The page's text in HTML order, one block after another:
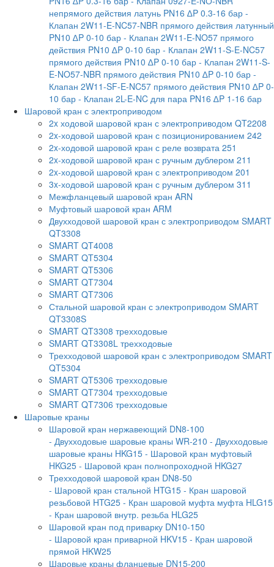
непрямого действия латунь PN16 ∆P 0.3-16 бар -
Клапан 2W11-E-NC57-NBR прямого действия латунный
PN10 ∆P 0-10 бар - Клапан 2W11-E-NO57 прямого
действия PN10 ∆P 0-10 бар - Клапан 2W11-S-E-NC57
прямого действия PN10 ∆P 0-10 бар - Клапан 2W11-S-
E-NO57-NBR прямого действия PN10 ∆P 0-10 бар -
Клапан 2W11-SF-E-NC57 прямого действия PN10 ∆P 0-
10 бар - Клапан 2L-E-NC для пара PN16 ∆P 1-16 бар
Шаровой кран с электроприводом
2x ходовой шаровой кран с электроприводом QT2208
2x-ходовой шаровой кран с позиционированием 242
2x-ходовой шаровой кран с реле возврата 251
2x-ходовой шаровой кран с ручным дублером 211
2x-ходовой шаровой кран с электроприводом 201
3x-ходовой шаровой кран с ручным дублером 311
Межфланцевый шаровой кран ARN
Муфтовый шаровой кран ARM
Двухходовой шаровой кран с электроприводом SMART
QT3308
SMART QT4008
SMART QT5304
SMART QT5306
SMART QT7304
SMART QT7306
Стальной шаровой кран с электроприводом SMART
QT3308S
SMART QT3308 трехходовые
SMART QT3308L трехходовые
Трехходовой шаровой кран с электроприводом SMART
QT5304
SMART QT5306 трехходовые
SMART QT7304 трехходовые
SMART QT7306 трехходовые
Шаровые краны
Шаровой кран нержавеющий DN8-100
- Двухходовые шаровые краны WR-210 - Двухходовые
шаровые краны HKG15 - Шаровой кран муфтовый
HKG25 - Шаровой кран полнопроходной HKG27
Трехходовой шаровой кран DN8-50
- Шаровой кран стальной HTG15 - Кран шаровой
резьбовой HTG25 - Кран шаровой муфта муфта HLG15
- Кран шаровой внутр. резьба HLG25
Шаровой кран под приварку DN10-150
- Шаровой кран приварной HKV15 - Кран шаровой
прямой HKW25
Шаровые краны фланцевые DN15-200